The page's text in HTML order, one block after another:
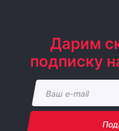
Дарим
подписку